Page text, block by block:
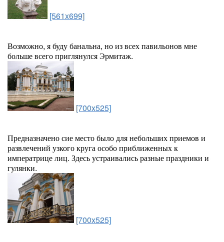
[561x699]
Возможно, я буду банальна, но из всех павильонов мне
больше всего приглянулся Эрмитаж.
[700x525]
Предназначено сие место было для небольших приемов и
развлечений узкого круга особо приближенных к
императрице лиц. Здесь устраивались разные праздники и
гулянки.
[700x525]